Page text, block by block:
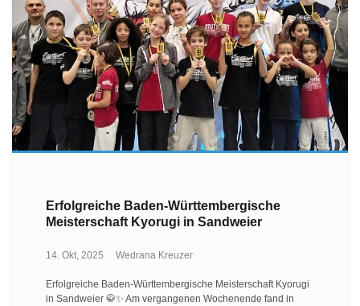
Erfolgreiche Baden-Württembergische
Meisterschaft Kyorugi in Sandweier
14. Okt, 2025 Wedrana Kreuzer
Erfolgreiche Baden-Württembergische Meisterschaft Kyorugi
in Sandweier 🥋✨ Am vergangenen Wochenende fand in